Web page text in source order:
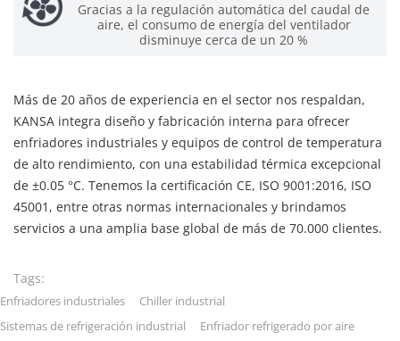
Gracias a la regulación automática del caudal de
aire, el consumo de energía del ventilador
disminuye cerca de un 20 %
Más de 20 años de experiencia en el sector nos respaldan,
KANSA integra diseño y fabricación interna para ofrecer
enfriadores industriales y equipos de control de temperatura
de alto rendimiento, con una estabilidad térmica excepcional
de ±0.05 °C. Tenemos la certificación CE, ISO 9001:2016, ISO
45001, entre otras normas internacionales y brindamos
servicios a una amplia base global de más de 70.000 clientes.
Tags:
Enfriadores industriales
Chiller industrial
Sistemas de refrigeración industrial
Enfriador refrigerado por aire